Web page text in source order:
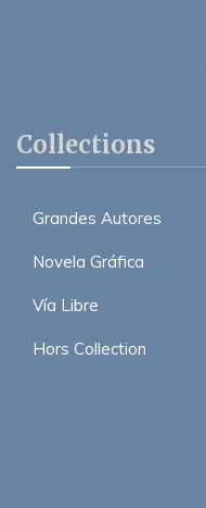
Collections
Grandes Autores
Novela Gráfica
Vía Libre
Hors Collection